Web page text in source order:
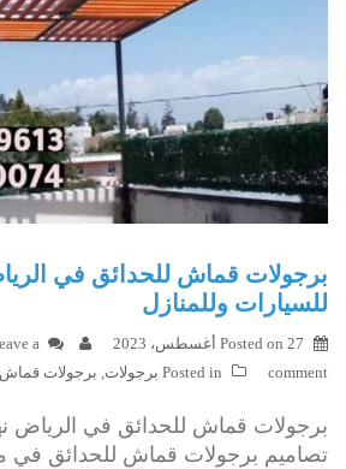
برجولات قماش للحدائق في
للسيارات وللمنازل
Posted on 27 أغسطس، 2023
a
comment
Posted in برجولات, برجولات قماش
برجولات قماش للحدائق في الرياض
تصاميم برجولات قماش للحدائق في